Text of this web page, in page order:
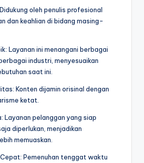
Didukung oleh penulis profesional
dan keahlian di bidang masing-
Layanan ini menangani berbagai
industri, menyesuaikan
saat ini.
Konten dijamin orisinal dengan
ketat.
Layanan pelanggan yang siap
diperlukan, menjadikan
memuaskan.
Pemenuhan tenggat waktu